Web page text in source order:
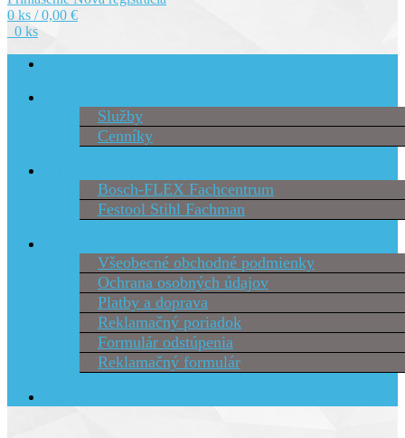
0 ks / 0,00 €
0 ks
Služby
Cenníky
Bosch-FLEX Fachcentrum
Festool Stihl Fachman
Všeobecné obchodné podmienky
Ochrana osobných údajov
Platby a doprava
Reklamačný poriadok
Formulár odstúpenia
Reklamačný formulár